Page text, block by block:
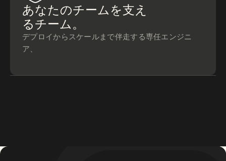
あなたのチームを支え
るチーム。
デプロイからスケールまで伴走する専任エンジニ
ア、